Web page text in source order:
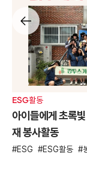
ESG활동
아이들에게 초록
재 봉사활동
ESG ESG활동